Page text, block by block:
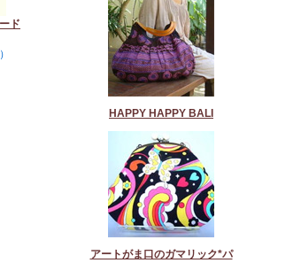
ド
HAPPY HAPPY BALI
アートがま口のガマリック*パ